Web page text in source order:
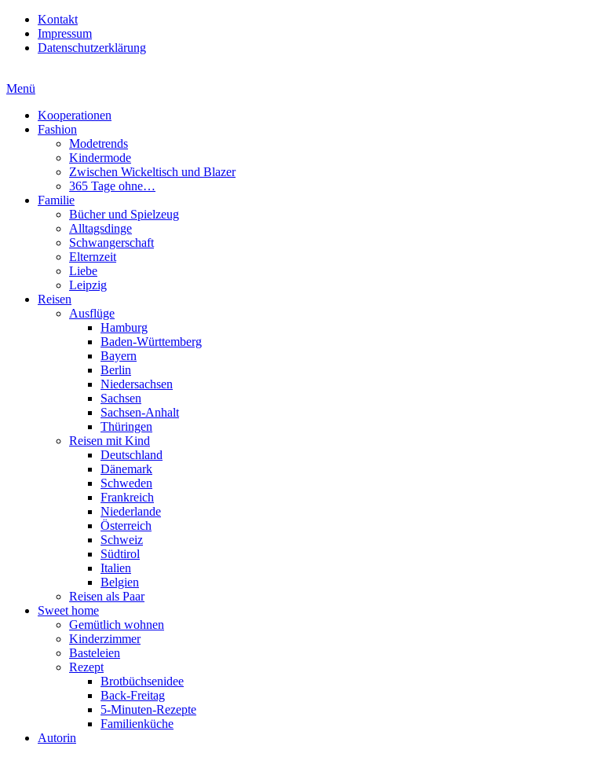
Kontakt
Impressum
Datenschutzerklärung
Menü
Kooperationen
Fashion
Modetrends
Kindermode
Zwischen Wickeltisch und Blazer
365 Tage ohne…
Familie
Bücher und Spielzeug
Alltagsdinge
Schwangerschaft
Elternzeit
Liebe
Leipzig
Reisen
Ausflüge
Hamburg
Baden-Württemberg
Bayern
Berlin
Niedersachsen
Sachsen
Sachsen-Anhalt
Thüringen
Reisen mit Kind
Deutschland
Dänemark
Schweden
Frankreich
Niederlande
Österreich
Schweiz
Südtirol
Italien
Belgien
Reisen als Paar
Sweet home
Gemütlich wohnen
Kinderzimmer
Basteleien
Rezept
Brotbüchsenidee
Back-Freitag
5-Minuten-Rezepte
Familienküche
Autorin